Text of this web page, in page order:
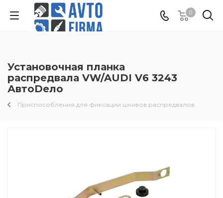
0
Установочная планка
распредвала VW/AUDI V6 3243
АвтоDело
Приспособления для фиксации шкивов распредвалов